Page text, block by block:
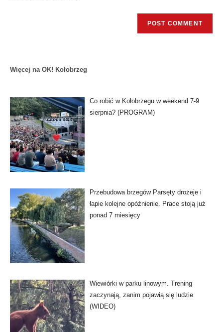
Więcej na OK! Kołobrzeg
Co robić w Kołobrzegu w weekend 7-9
sierpnia? (PROGRAM)
Przebudowa brzegów Parsęty drożeje i
łapie kolejne opóźnienie. Prace stoją już
ponad 7 miesięcy
Wiewiórki w parku linowym. Trening
zaczynają, zanim pojawią się ludzie
(WIDEO)